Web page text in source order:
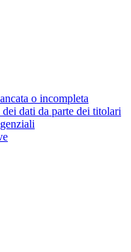
o incompleta
dati da parte dei titolari